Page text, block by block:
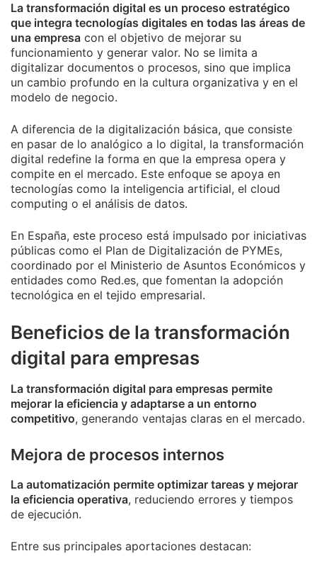
La transformación digital es un proceso estratégico
que integra tecnologías digitales en todas las áreas de
una empresa con el objetivo de mejorar su
funcionamiento y generar valor. No se limita a
digitalizar documentos o procesos, sino que implica
un cambio profundo en la cultura organizativa y en el
modelo de negocio.
A diferencia de la digitalización básica, que consiste
en pasar de lo analógico a lo digital, la transformación
digital redefine la forma en que la empresa opera y
compite en el mercado. Este enfoque se apoya en
tecnologías como la inteligencia artificial, el cloud
computing o el análisis de datos.
En España, este proceso está impulsado por iniciativas
públicas como el Plan de Digitalización de PYMEs,
coordinado por el Ministerio de Asuntos Económicos y
entidades como Red.es, que fomentan la adopción
tecnológica en el tejido empresarial.
Beneficios de la transformación
digital para empresas
La transformación digital para empresas permite
mejorar la eficiencia y adaptarse a un entorno
competitivo, generando ventajas claras en el mercado.
Mejora de procesos internos
La automatización permite optimizar tareas y mejorar
la eficiencia operativa, reduciendo errores y tiempos
de ejecución.
Entre sus principales aportaciones destacan: